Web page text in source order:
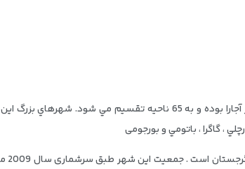
جمهوري گرجستان شامل جمهوري خودمختار آبخازيا و جمهوري خودمختار آجارا
، گاگرا ، باتومي و بورجومی